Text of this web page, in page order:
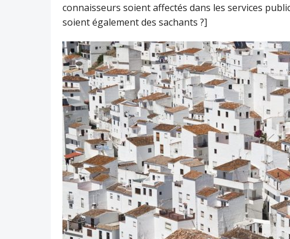
connaisseurs soient affectés dans les services
soient également des sachants ?]